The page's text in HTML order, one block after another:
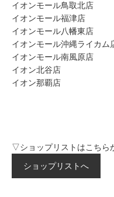
イオンモール鳥取北店
イオンモール福津店
イオンモール八幡東店
イオンモール沖縄ライカム
イオンモール南風原店
イオン北谷店
イオン那覇店
▽ショップリストはこちら
ショップリストへ